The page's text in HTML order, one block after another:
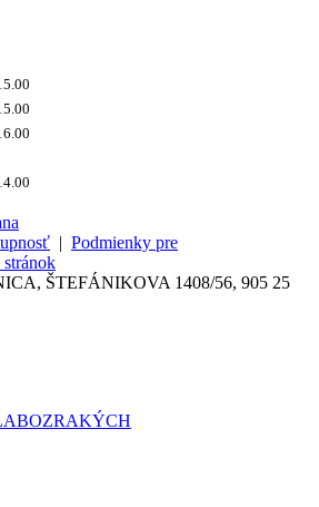
| Podmienky pre
stránok
ŠTEFÁNIKOVA 1408/56, 905 25